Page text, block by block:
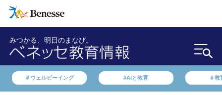
みつかる、明日のまなび。
＃ウェルビーイング #AIと教育 ＃教